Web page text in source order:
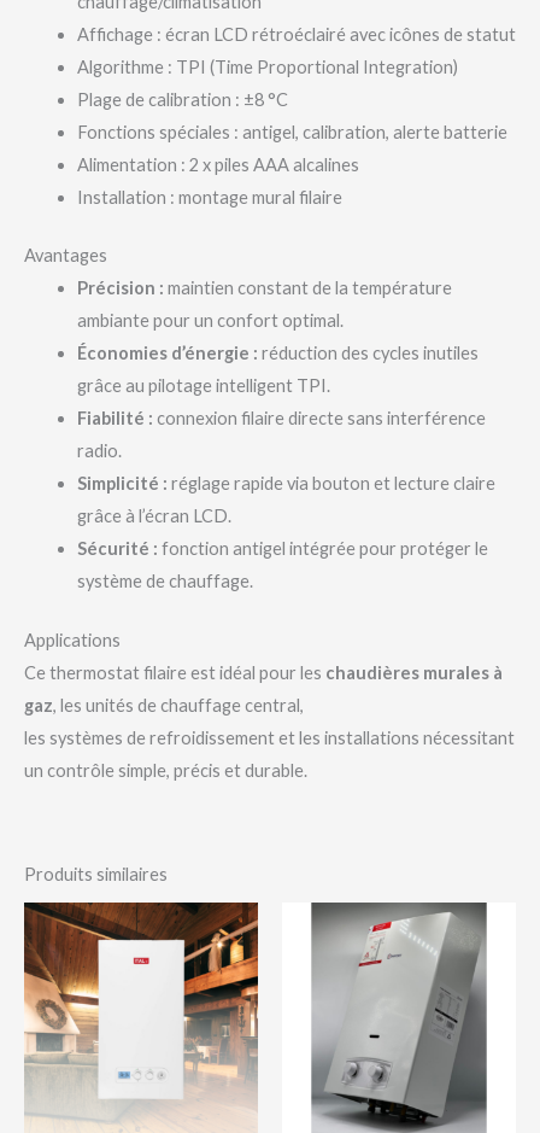
Affichage : écran LCD rétroéclairé avec icônes de statut
Algorithme : TPI (Time Proportional Integration)
Plage de calibration : ±8 °C
Fonctions spéciales : antigel, calibration, alerte batterie
Alimentation : 2 x piles AAA alcalines
Installation : montage mural filaire
Avantages
Précision : maintien constant de la température
ambiante pour un confort optimal.
Économies d’énergie : réduction des cycles inutiles
grâce au pilotage intelligent TPI.
Fiabilité : connexion filaire directe sans interférence
radio.
Simplicité : réglage rapide via bouton et lecture claire
grâce à l’écran LCD.
Sécurité : fonction antigel intégrée pour protéger le
système de chauffage.
Applications
Ce thermostat filaire est idéal pour les chaudières murales à
gaz, les unités de chauffage central,
les systèmes de refroidissement et les installations nécessitant
un contrôle simple, précis et durable.
Produits similaires
Plage
de
prix :
102,000 د.ج
à